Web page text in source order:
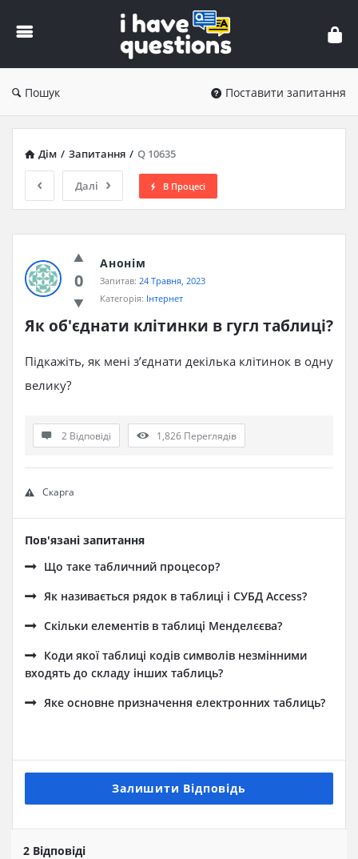
iHaveQuestions
Пошук Поставити запитання
Дім / Запитання / Q 10635
Далі В Процесі
0
Анонім
Запитав: 24 Травня, 2023
Категорія: Інтернет
Як об'єднати клітинки в гугл таблиці?
Підкажіть, як мені з’єднати декілька клітинок в одну
велику?
2 Відповіді 1,826 Переглядів
Скарга
Пов'язані запитання
Що таке табличний процесор?
Як називається рядок в таблиці і СУБД Access?
Скільки елементів в таблиці Менделєєва?
Коди якої таблиці кодів символів незмінними
входять до складу інших таблиць?
Яке основне призначення електронних таблиць?
Залишити Відповідь
2 Відповіді